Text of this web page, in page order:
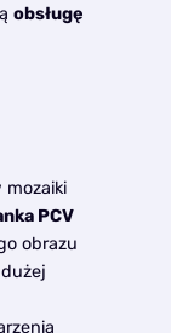
obsługę
PCV
obrazu